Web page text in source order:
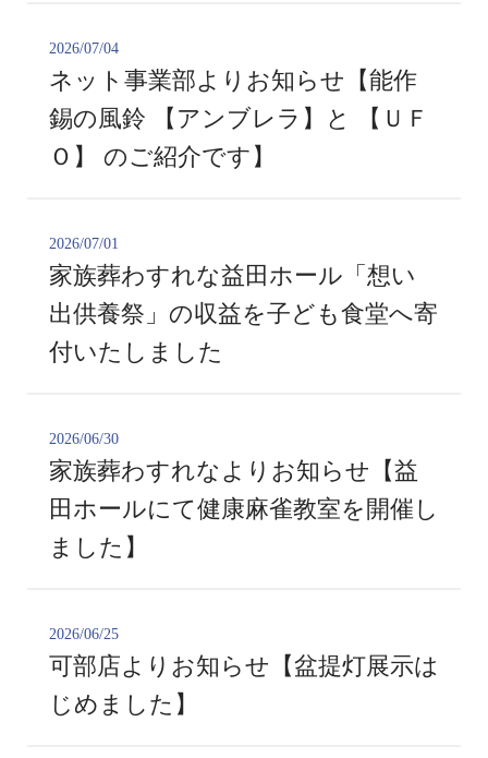
2026/07/04
ネット事業部よりお知らせ【能作
錫の風鈴 【アンブレラ】と 【ＵＦ
Ｏ】 のご紹介です】
2026/07/01
家族葬わすれな益田ホール「想い
出供養祭」の収益を子ども食堂へ寄
付いたしました
2026/06/30
家族葬わすれなよりお知らせ【益
田ホールにて健康麻雀教室を開催し
ました】
2026/06/25
可部店よりお知らせ【盆提灯展示は
じめました】